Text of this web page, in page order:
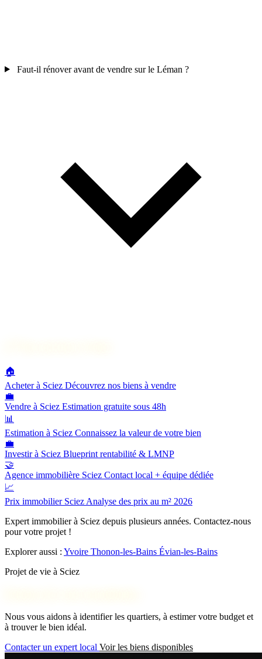
Faut-il rénover avant de vendre sur le Léman ?
🏠
Acheter à Sciez Découvrez nos biens à vendre
💼
Vendre à Sciez Estimation gratuite sous 48h
📊
Estimation à Sciez Connaissez la valeur de votre bien
💼
Investir à Sciez Blueprint rentabilité & LMNP
🤝
Agence immobilière Sciez Contact local + équipe dédiée
📈
Prix immobilier Sciez Analyse des prix au m² 2026
Expert immobilier à Sciez depuis plusieurs années. Contactez-nous
pour votre projet !
Explorer aussi : Yvoire Thonon-les-Bains Évian-les-Bains
Projet de vie à Sciez
Nous vous aidons à identifier les quartiers, à estimer votre budget et
à trouver le bien idéal.
Contacter un expert local Voir les biens disponibles